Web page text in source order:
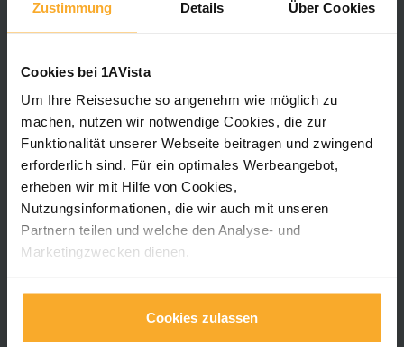
Zustimmung Details Über Cookies
Cookies bei 1AVista
Um Ihre Reisesuche so angenehm wie möglich zu
machen, nutzen wir notwendige Cookies, die zur
Funktionalität unserer Webseite beitragen und zwingend
erforderlich sind. Für ein optimales Werbeangebot,
erheben wir mit Hilfe von Cookies,
Nutzungsinformationen, die wir auch mit unseren
Partnern teilen und welche den Analyse- und
Marketingzwecken dienen.
Für unsere neue App „Mein 1AVista" nutzen wir
notwendige Cookies, die zur Funktionalität unserer App
beitragen und zwingend erforderlich sind.
Cookies zulassen
Eichberger Landebrücken betreibt Liegestellen in
Köln für Flussreisen auf dem Rhein sowie in
Passau Racklau für Flusskreuzfahrten an der
Reisen und der Eichberger Schiffservice GmbH.
Das bietet vor allem unseren Flottenmitgliedern